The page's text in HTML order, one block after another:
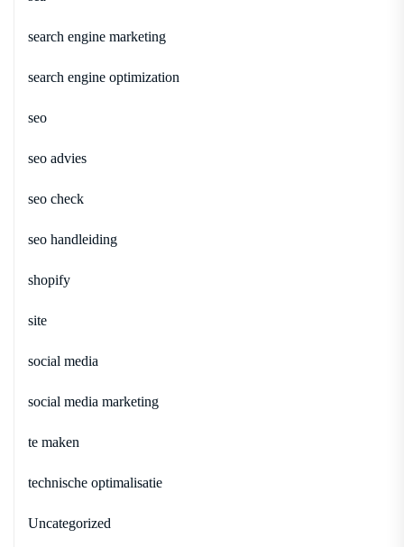
search engine marketing
search engine optimization
seo
seo advies
seo check
seo handleiding
shopify
site
social media
social media marketing
te maken
technische optimalisatie
Uncategorized